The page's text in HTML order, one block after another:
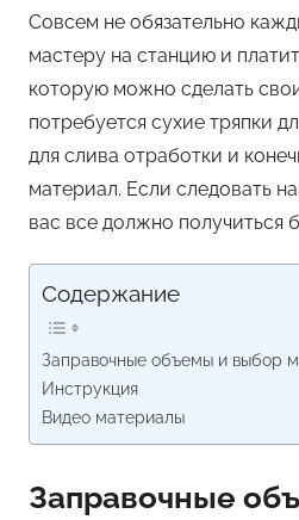
Совсем не обязательно
мастеру на станцию и
которую можно сделать
потребуется сухие тряпки
для слива отработки и
материал. Если следовать
вас все должно получиться
Содержание
Заправочные объемы и выбор
Инструкция
Видео материалы
Заправочные